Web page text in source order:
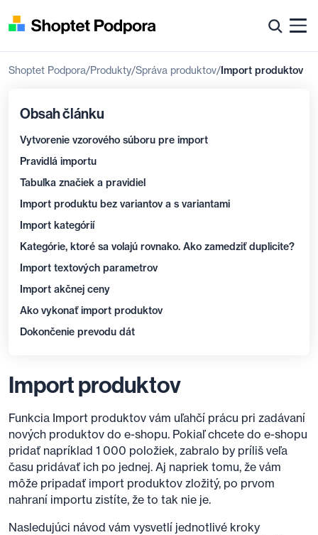
Shoptet Podpora Produkty Správa produktov Import produktov
Obsah článku
Vytvorenie vzorového súboru pre import
Pravidlá importu
Tabuľka značiek a pravidiel
Import produktu bez variantov a s variantami
Import kategórií
Kategórie, ktoré sa volajú rovnako. Ako zamedziť duplicite?
Import textových parametrov
Import akčnej ceny
Ako vykonať import produktov
Dokončenie prevodu dát
Import produktov
Funkcia Import produktov vám uľahčí prácu pri zadávaní
nových produktov do e-shopu. Pokiaľ chcete do e-shopu
pridať napríklad 1 000 položiek, zabralo by príliš veľa
času pridávať ich po jednej. Aj napriek tomu, že vám
môže pripadať import produktov zložitý, po prvom
nahraní importu zistíte, že to tak nie je.
Nasledujúci návod vám vysvetlí jednotlivé kroky